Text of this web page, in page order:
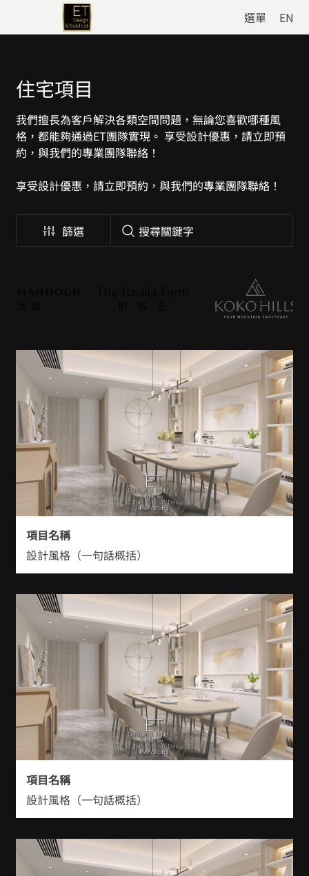
選單 EN
住宅項目
我們擅長為客戶解決各類空間問題，無論您喜歡哪種風
格，都能夠通過ET團隊實現。 享受設計優惠，請立即預
約，與我們的專業團隊聯絡！
享受設計優惠，請立即預約，與我們的專業團隊聯絡！
篩選
項目名稱
設計風格（一句話概括）
項目名稱
設計風格（一句話概括）